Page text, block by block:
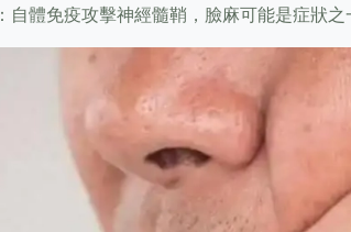
：自體免疫攻擊神經髓鞘，臉麻可能是症狀之